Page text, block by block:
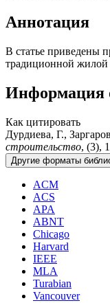
Аннотация
В статье приведены
традиционной жилой
Информация
Как цитировать
Дурдиева, Г.,
строительство, (3),
Другие форматы
ACM
ACS
APA
ABNT
Chicago
Harvard
IEEE
MLA
Turabian
Vancouver